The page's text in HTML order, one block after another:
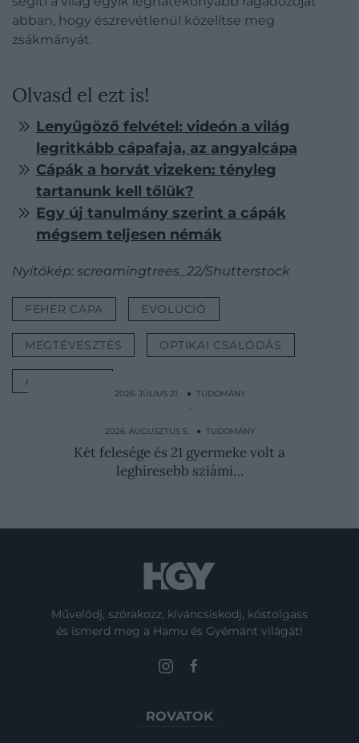
abban, hogy észrevétlenül közelítse meg
zsákmányát.
Olvasd el ezt is!
Lenyűgöző felvétel: videón a világ
legritkább cápafaja, az angyalcápa
Cápák a horvát vizeken: tényleg
tartanunk kell tőlük?
Egy új tanulmány szerint a cápák
mégsem teljesen némák
Nyitókép: screamingtrees_22/Shutterstock
FEHÉR CÁPA EVOLÚCIÓ
MEGTÉVESZTÉS OPTIKAI CSALÓDÁS
ÁLLATVILÁG
2026. JÚLIUS 21. ● TUDOMÁNY
A baktériumok melegágya: ilyen gyakran
cseréld a…
2026. AUGUSZTUS 5. ● TUDOMÁNY
Két felesége és 21 gyermeke volt a
leghíresebb sziámi…
Művelődj, szórakozz, kíváncsiskodj, kóstolgass
és ismerd meg a Hamu és Gyémánt világát!
ROVATOK